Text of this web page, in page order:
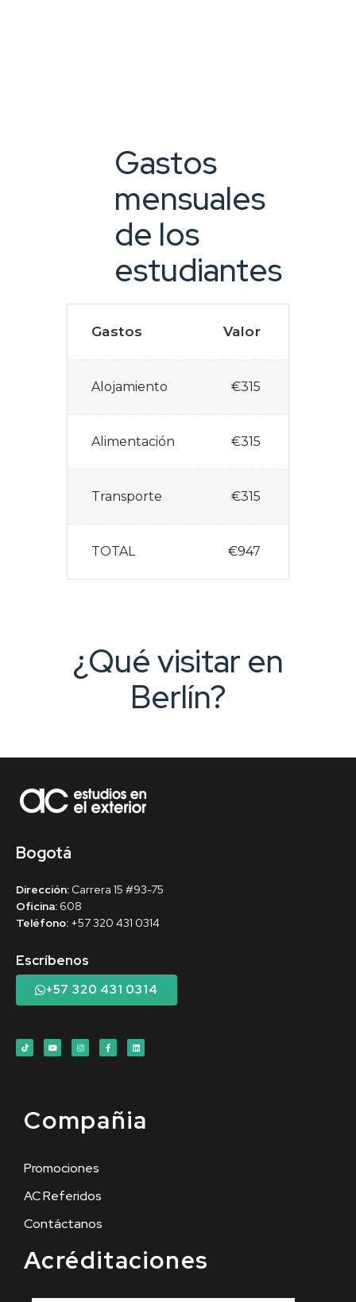
Gastos
mensuales
de los
estudiantes
Gastos Valor
Alojamiento €315
Alimentación €315
Transporte €315
TOTAL €947
¿Qué visitar en
Berlín?
Bogotá
Dirección: Carrera 15 #93-75
Oficina: 608
Teléfono: +57 320 431 0314
Escríbenos
+57 320 431 0314
Compañia
Promociones
AC Referidos
Contáctanos
Acréditaciones